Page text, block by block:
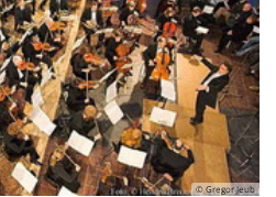
© Gregor Jeub